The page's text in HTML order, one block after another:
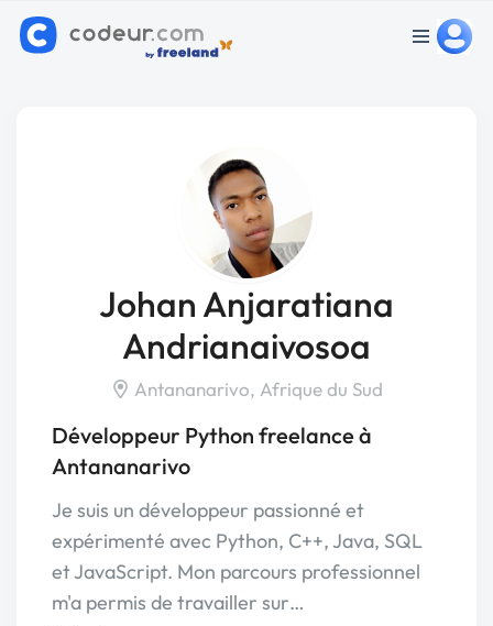
Johan Anjaratiana
Andrianaivosoa
Antananarivo, Afrique du Sud
Développeur Python freelance à
Antananarivo
Je suis un développeur passionné et
expérimenté avec Python, C++, Java, SQL
et JavaScript. Mon parcours professionnel
m'a permis de travailler sur…